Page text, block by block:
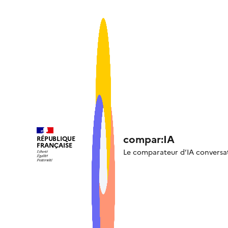
RÉPUBLIQUE
FRANÇAISE compar:IA
Le comparateur d’IA